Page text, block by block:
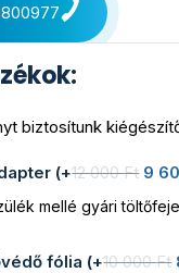
biztosítunk
(+12 000Ft 9
mellé gyári
fólia (+10 000Ft